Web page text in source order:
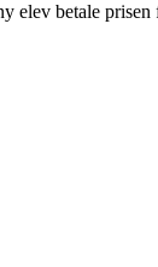
elev betale